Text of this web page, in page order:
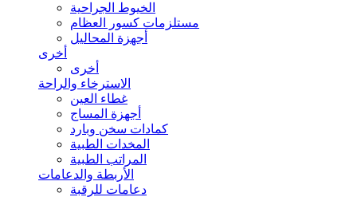
الخيوط الجراحية
مستلزمات كسور العظام
أجهزة المحاليل
أخرى
أخرى
الاسترخاء والراحة
غطاء العين
أجهزة المساج
كمادات سخن وبارد
المخدات الطبية
المراتب الطبية
الأربطة والدعامات
دعامات للرقبة